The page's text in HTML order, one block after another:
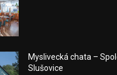
Myslivecká chata –
Slušovice